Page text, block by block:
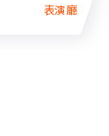
表演廳